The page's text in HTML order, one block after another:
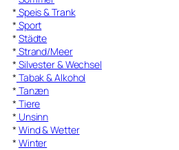
* Speis & Trank
* Sport
* Städte
* Strand/Meer
* Silvester & Wechsel
* Tabak & Alkohol
* Tanzen
* Tiere
* Unsinn
* Wind & Wetter
* Winter